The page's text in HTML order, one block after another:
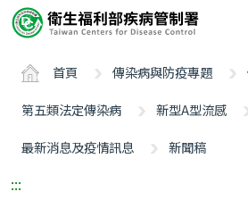
要
ALT+C
首頁 傳染病與防疫專題
第五類法定傳染病
新型A型流感
最新消息及疫情訊息
新聞稿
:::